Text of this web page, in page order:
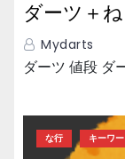
ダーツ＋ね
Mydarts
ダーツ 値段 ダ
な行 キーワ